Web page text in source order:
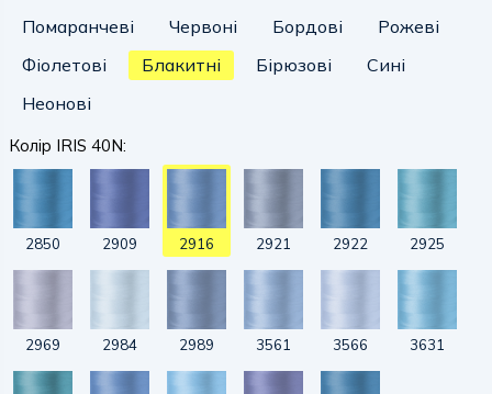
Помаранчеві
Червоні Бордові
Рожеві
Фіолетові
Блакитні Бірюзові
Сині
Неонові
Колір IRIS 40N:
2850 2909 2916 2921 2922 2925
2969 2984 2989 3561 3566 3631